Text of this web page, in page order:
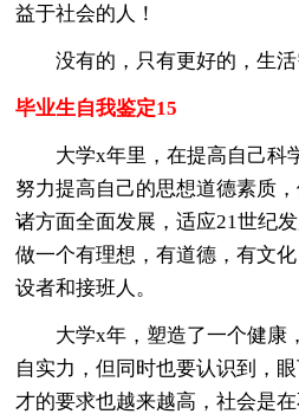
益于社会的人！
没有的，只有更好的，生活
毕业生自我鉴定15
大学x年里，在提高自己科
努力提高自己的思想道德素质
诸方面全面发展，适应21世纪
做一个有理想，有道德，有文
设者和接班人。
大学x年，塑造了一个健康
自实力，但同时也要认识到，
才的要求也越来越高，社会是